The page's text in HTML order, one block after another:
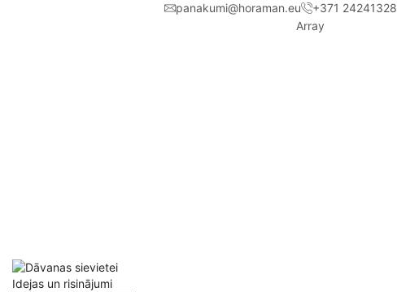
panakumi@horaman.eu +371 24241328
Array
Idejas un risinājumi